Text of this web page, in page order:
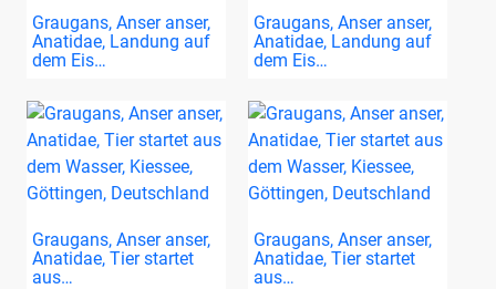
Graugans, Anser anser,
Anatidae, Landung auf
dem Eis…
Graugans, Anser anser,
Anatidae, Landung auf
dem Eis…
Graugans, Anser anser,
Anatidae, Tier startet
aus…
Graugans, Anser anser,
Anatidae, Tier startet
aus…